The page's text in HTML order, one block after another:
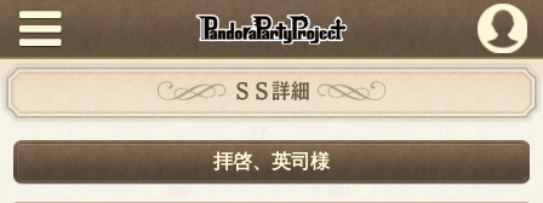
PandoraPartyProject
ＳＳ詳細
拝啓、英司様